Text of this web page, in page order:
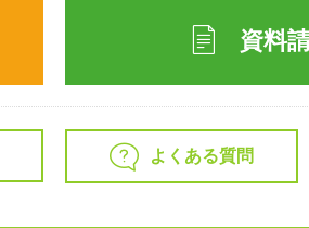
資料
よくある質問